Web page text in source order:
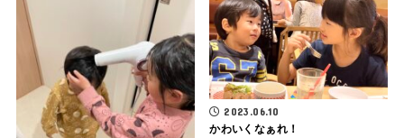
2023.06.10
かわいくなぁれ！